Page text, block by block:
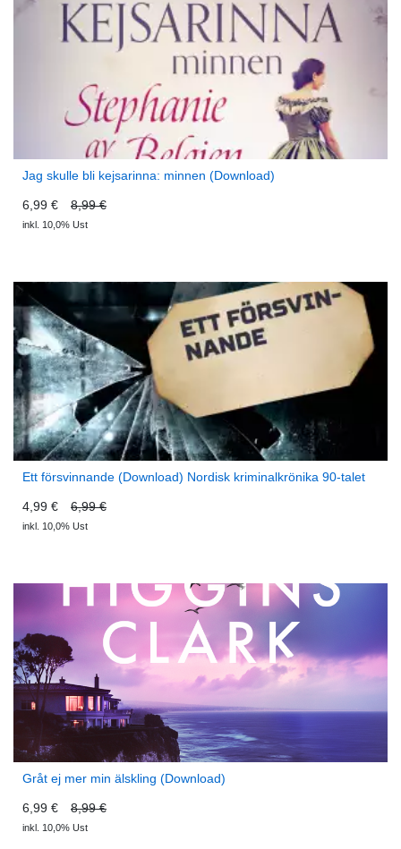
Jag skulle bli kejsarinna: minnen (Download)
6,99 € 8,99 €
inkl. 10,0% Ust
Ett försvinnande (Download) Nordisk kriminalkrönika 90-talet
4,99 € 6,99 €
inkl. 10,0% Ust
Gråt ej mer min älskling (Download)
6,99 € 8,99 €
inkl. 10,0% Ust